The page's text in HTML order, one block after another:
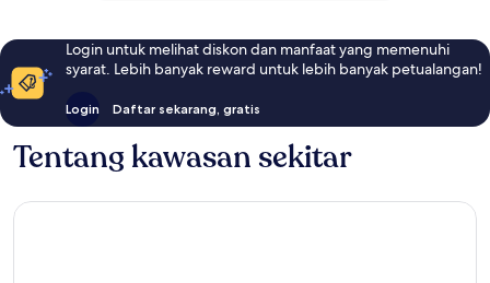
Login untuk melihat diskon dan manfaat yang memenuhi
syarat. Lebih banyak reward untuk lebih banyak petualangan!
Login Daftar sekarang, gratis
Tentang kawasan sekitar